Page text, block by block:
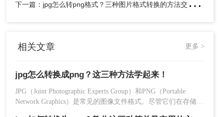
相关文章 更多 >
jpg怎么转换成png？这三种方法学起来！
JPG（Joint Photographic Experts Group）和PNG（Portable
Network Graphics）是常见的图像文件格式。尽管它们在存储图